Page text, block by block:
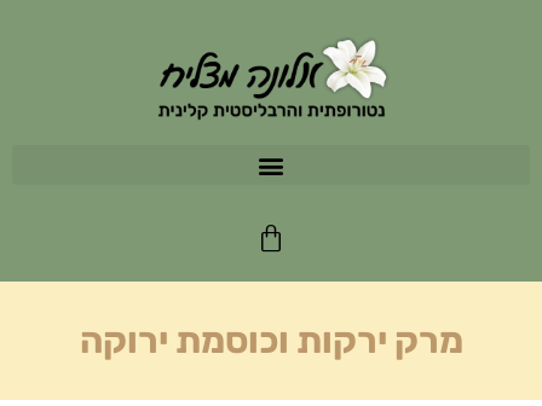
מרק ירקות וכוסמת ירוקה